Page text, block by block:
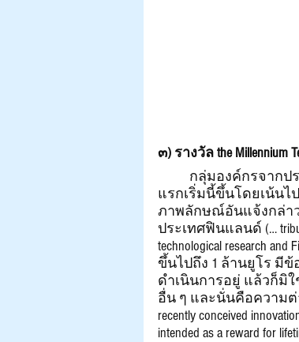
๓) รางวัล the Millennium
แรกเริ่มนี้ขึ้นโดยเน้น
ภาพลักษณ์อันแจ้งกล่าว
ประเทศฟินแลนด์ (… tribute
technological research
ขึ้นไปถึง 1 ล้านยูโร มี
ดำเนินการอยู่ แล้วก็มิ
อื่น ๆ และนั่นคือความต่า
recently conceived
intended as a reward for